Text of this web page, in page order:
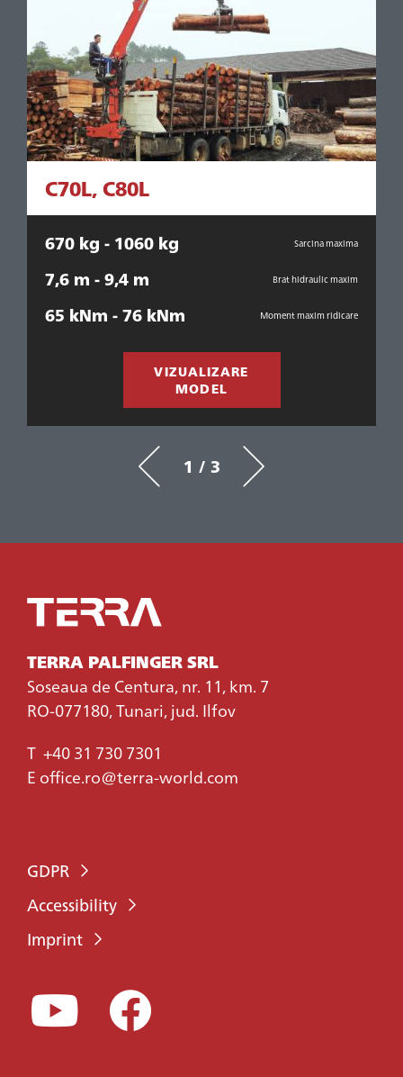
C70L, C80L
670 kg - 1060 kg Sarcina maxima
7,6 m - 9,4 m Brat hidraulic maxim
65 kNm - 76 kNm Moment maxim ridicare
VIZUALIZARE
MODEL
1 / 3
TERRA PALFINGER SRL
Soseaua de Centura, nr. 11, km. 7
RO-077180, Tunari, jud. Ilfov
T +40 31 730 7301
E office.ro@terra-world.com
GDPR
Accessibility
Imprint